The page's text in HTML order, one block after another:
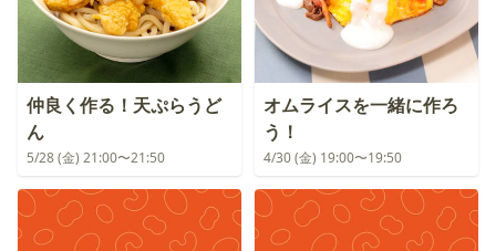
仲良く作る！天ぷらうど
ん
5/28 (金) 21:00〜21:50
オムライスを一緒に作ろ
う！
4/30 (金) 19:00〜19:50